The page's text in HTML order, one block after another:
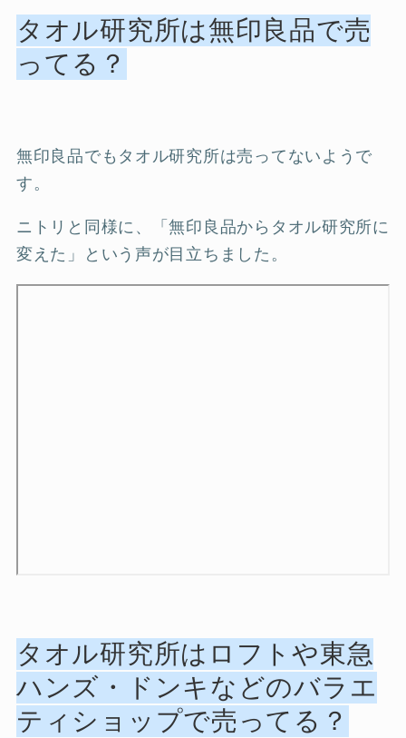
タオル研究所は無印良品で売
ってる？
無印良品でもタオル研究所は売ってないようで
す。
ニトリと同様に、「無印良品からタオル研究所に
変えた」という声が目立ちました。
タオル研究所はロフトや東急
ハンズ・ドンキなどのバラエ
ティショップで売ってる？